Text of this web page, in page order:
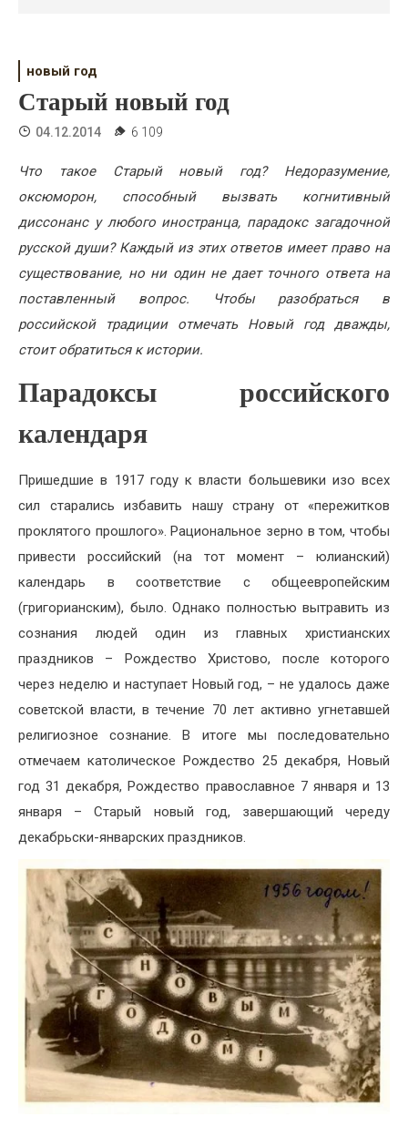
Дом
Хобби
Красота
Недвижимость
новый год
Старый новый год
04.12.2014 6 109
Что такое Старый новый год? Недоразумение,
оксюморон, способный вызвать когнитивный
диссонанс у любого иностранца, парадокс загадочной
русской души? Каждый из этих ответов имеет право на
существование, но ни один не дает точного ответа на
поставленный вопрос. Чтобы разобраться в
российской традиции отмечать Новый год дважды,
стоит обратиться к истории.
Парадоксы российского
календаря
Пришедшие в 1917 году к власти большевики изо всех
сил старались избавить нашу страну от «пережитков
проклятого прошлого». Рациональное зерно в том, чтобы
привести российский (на тот момент – юлианский)
календарь в соответствие с общеевропейским
(григорианским), было. Однако полностью вытравить из
сознания людей один из главных христианских
праздников – Рождество Христово, после которого
через неделю и наступает Новый год, – не удалось даже
советской власти, в течение 70 лет активно угнетавшей
религиозное сознание. В итоге мы последовательно
отмечаем католическое Рождество 25 декабря, Новый
год 31 декабря, Рождество православное 7 января и 13
января – Старый новый год, завершающий череду
декабрьски-январских праздников.